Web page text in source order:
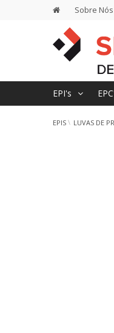
Sobre Nós
EPI's
EPIS LUVAS DE